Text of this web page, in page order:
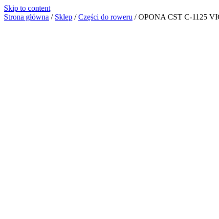
Skip to content
Strona główna / Sklep / Części do roweru / OPONA CST C-1125